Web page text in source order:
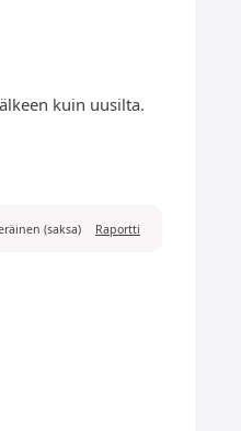
kuin uusilta.
(saksa) Raportti